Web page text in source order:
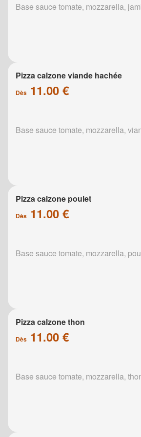
Base sauce tomate, mozzarella,
Pizza calzone viande hachée
Dès 11.00 €
Base sauce tomate, mozzarella,
Pizza calzone poulet
Dès 11.00 €
Base sauce tomate, mozzarella,
Pizza calzone thon
Dès 11.00 €
Base sauce tomate, mozzarella,